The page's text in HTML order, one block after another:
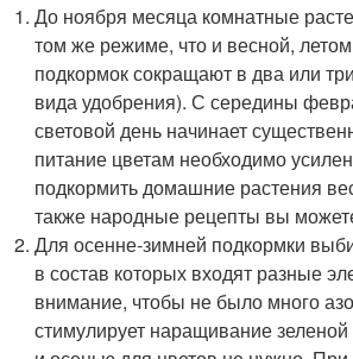
До ноября месяца комнатные
том же режиме, что и весной,
подкормок сокращают в два или
вида удобрения). С середины
световой день начинает
питание цветам необходимо
подкормить домашние растения
также народные рецепты вы
Для осенне-зимней подкормки
в состав которых входят разные
внимание, чтобы не было много
стимулирует наращивание